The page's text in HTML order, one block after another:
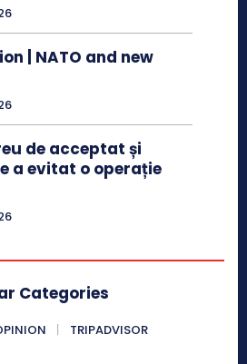
| NATO and new
de acceptat și
a evitat o operație
Categories
TRIPADVISOR